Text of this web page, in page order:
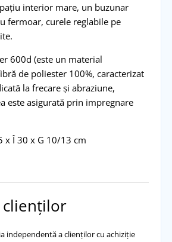
interior mare, un buzunar
fermoar, curele reglabile pe
600d (este un material
de poliester 100%, caracterizat
la frecare și abraziune,
este asigurată prin impregnare
x Î 30 x G 10/13 cm
clienților
independentă a clienților cu achiziție